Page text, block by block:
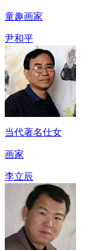
童趣画家
尹和平
当代著名仕女
画家
李立辰